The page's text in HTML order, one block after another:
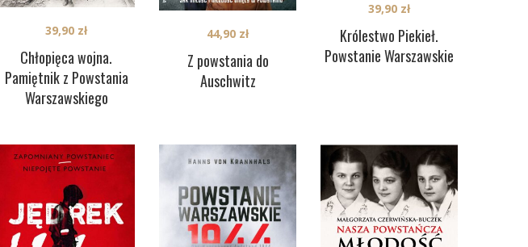
Chłopięca wojna.
Pamiętnik z Powstania
Warszawskiego
39,90 zł
Z powstania do
Auschwitz
44,90 zł
Królestwo Piekieł.
Powstanie Warszawskie
39,90 zł